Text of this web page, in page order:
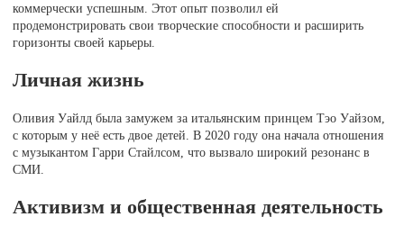
коммерчески успешным. Этот опыт позволил ей
продемонстрировать свои творческие способности и расширить
горизонты своей карьеры.
Личная жизнь
Оливия Уайлд была замужем за итальянским принцем Тэо Уайзом,
с которым у неё есть двое детей. В 2020 году она начала отношения
с музыкантом Гарри Стайлсом, что вызвало широкий резонанс в
СМИ.
Активизм и общественная деятельность